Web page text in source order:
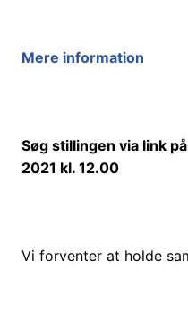
Mere information
Søg stillingen via link
2021 kl. 12.00
Vi forventer at holde